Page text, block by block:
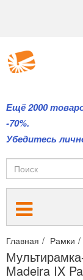
Ещё 2000
-70%.
Убедитесь
Главная Рамки
Madeira IX